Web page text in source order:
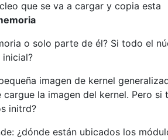
que se va a cargar y copia esta
o solo parte de él? Si todo el
inicial?
imagen de kernel
la imagen del kernel. Pero si
initrd?
¿dónde están ubicados los